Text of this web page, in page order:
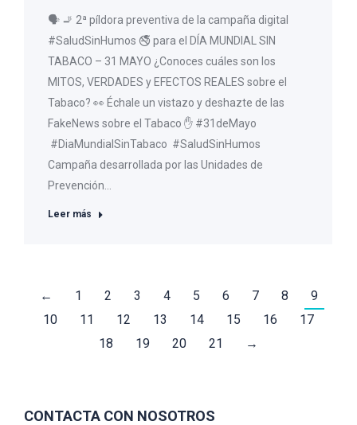
🗣 🚬 2ª píldora preventiva de la campaña digital
#SaludSinHumos 🚭 para el DÍA MUNDIAL SIN
TABACO – 31 MAYO ¿Conoces cuáles son los
MITOS, VERDADES y EFECTOS REALES sobre el
Tabaco? 👀 Échale un vistazo y deshazte de las
FakeNews sobre el Tabaco ✋ #31deMayo
#DiaMundialSinTabaco #SaludSinHumos
Campaña desarrollada por las Unidades de
Prevención…
Leer más
← 1 2 3 4 5 6 7 8
9
10
11 12 13 14 15 16
17
18
19 20 21 →
CONTACTA CON NOSOTROS